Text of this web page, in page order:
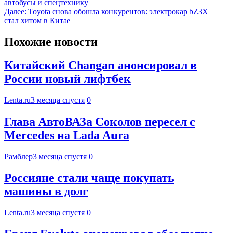
автобусы и спецтехнику
Далее: Toyota снова обошла конкурентов: электрокар bZ3X
стал хитом в Китае
Похожие новости
Китайский Changan анонсировал в
России новый лифтбек
Lenta.ru3 месяца спустя 0
Глава АвтоВАЗа Соколов пересел с
Mercedes на Lada Aura
Рамблер3 месяца спустя 0
Россияне стали чаще покупать
машины в долг
Lenta.ru3 месяца спустя 0